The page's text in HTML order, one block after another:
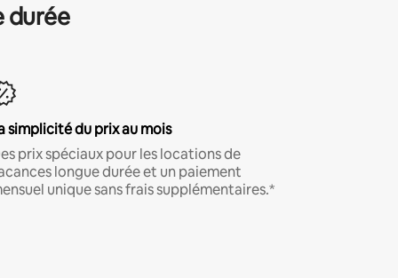
durée
simplicité du prix au mois
prix spéciaux pour les locations de
longue durée et un paiement
unique sans frais supplémentaires.*